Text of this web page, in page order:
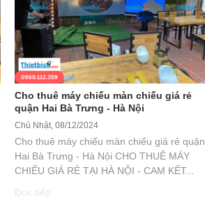
Cho thuê máy chiếu màn chiếu giá rẻ
quận Hai Bà Trưng - Hà Nội
Chủ Nhật, 08/12/2024
Cho thuê máy chiếu màn chiếu giá rẻ quận
Hai Bà Trưng - Hà Nội CHO THUÊ MÁY
CHIẾU GIÁ RẺ TẠI HÀ NỘI - CAM KẾT...
Đọc tiếp